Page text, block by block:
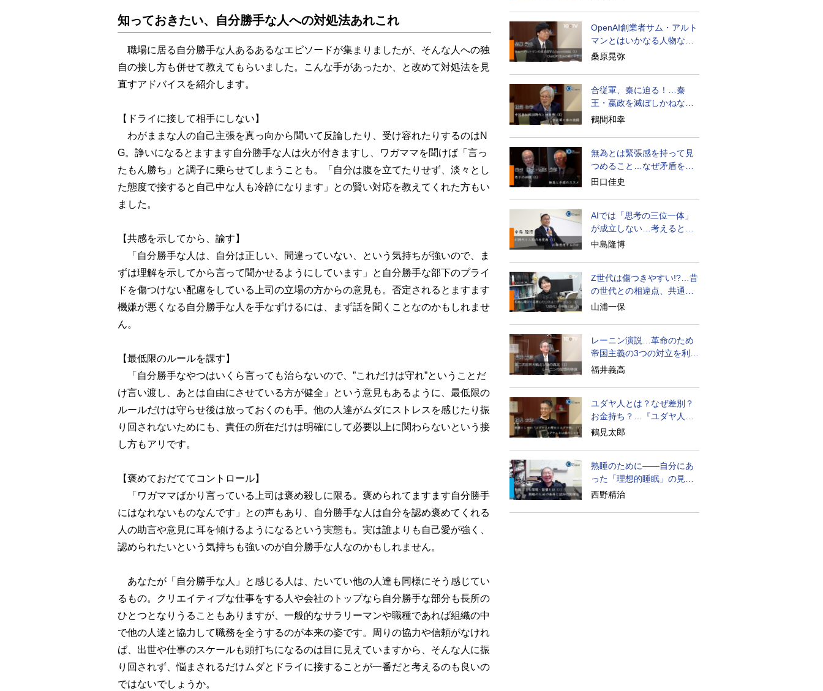
知っておきたい、自分勝手な人への対処法あれこれ
職場に居る自分勝手な人あるあるなエピソードが集まりましたが、そんな人への独
自の接し方も併せて教えてもらいました。こんな手があったか、と改めて対処法を見
直すアドバイスを紹介します。
【ドライに接して相手にしない】
わがままな人の自己主張を真っ向から聞いて反論したり、受け容れたりするのはN
G。諍いになるとますます自分勝手な人は火が付きますし、ワガママを聞けば「言っ
たもん勝ち」と調子に乗らせてしまうことも。「自分は腹を立てたりせず、淡々とし
た態度で接すると自己中な人も冷静になります」との賢い対応を教えてくれた方もい
ました。
【共感を示してから、諭す】
「自分勝手な人は、自分は正しい、間違っていない、という気持ちが強いので、ま
ずは理解を示してから言って聞かせるようにしています」と自分勝手な部下のプライ
ドを傷つけない配慮をしている上司の立場の方からの意見も。否定されるとますます
機嫌が悪くなる自分勝手な人を手なずけるには、まず話を聞くことなのかもしれませ
ん。
【最低限のルールを課す】
「自分勝手なやつはいくら言っても治らないので、”これだけは守れ”ということだ
け言い渡し、あとは自由にさせている方が健全」という意見もあるように、最低限の
ルールだけは守らせ後は放っておくのも手。他の人達がムダにストレスを感じたり振
り回されないためにも、責任の所在だけは明確にして必要以上に関わらないという接
し方もアリです。
【褒めておだててコントロール】
「ワガママばかり言っている上司は褒め殺しに限る。褒められてますます自分勝手
にはなれないものなんです」との声もあり、自分勝手な人は自分を認め褒めてくれる
人の助言や意見に耳を傾けるようになるという実態も。実は誰よりも自己愛が強く、
認められたいという気持ちも強いのが自分勝手な人なのかもしれません。
あなたが「自分勝手な人」と感じる人は、たいてい他の人達も同様にそう感じてい
るもの。クリエイティブな仕事をする人や会社のトップなら自分勝手な部分も長所の
ひとつとなりうることもありますが、一般的なサラリーマンや職種であれば組織の中
で他の人達と協力して職務を全うするのが本来の姿です。周りの協力や信頼がなけれ
ば、出世や仕事のスケールも頭打ちになるのは目に見えていますから、そんな人に振
り回されず、悩まされるだけムダとドライに接することが一番だと考えるのも良いの
ではないでしょうか。
OpenAI創業者サム・アルト
マンとはいかなる人物なの
か
桑原晃弥
合従軍、秦に迫る！…秦
王・嬴政を滅ぼしかねなか
った激戦の史実
鶴間和幸
無為とは緊張感を持って見
つめること…なぜ矛盾を大
歓迎すべきか
田口佳史
AIでは「思考の三位一体」
が成立しない…考えると
は？
中島隆博
Z世代は傷つきやすい!?…昔
の世代との相違点、共通点
とは
山浦一保
レーニン演説…革命のため
帝国主義の3つの対立を利用
せよ
福井義高
ユダヤ人とは？なぜ差別？
お金持ち？…『ユダヤ人の
歴史』に学ぶ
鶴見太郎
熟睡のために――自分にあ
った「理想的睡眠」の見つ
け方
西野精治